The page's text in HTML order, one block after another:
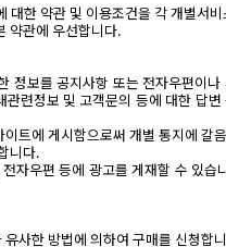
한 약관 및 이용조건을 각 개별서
약관에 우선합니다.
정보를 공지사항 또는 전자우편이
련정보 및 고객문의 등에 대한 답
트에 게시함으로써 개별 통지에 갈
니다.
자우편 등에 광고를 게재할 수 있습
사한 방법에 의하여 구매를 신청합